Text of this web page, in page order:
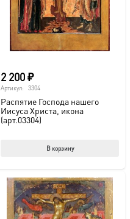
2 200₽
Артикул: 3304
Распятие Господа нашего
Иисуса Христа, икона
(арт.03304)
В корзину